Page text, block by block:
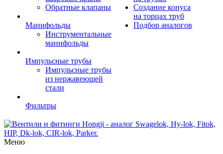
Обратные клапаны
Манифольды
Инструментальные
манифольды
Импульсные трубы
Импульсные трубы
из нержавеющей
стали
Фильтры
Создание конуса
на торцах труб
Подбор аналогов
Меню